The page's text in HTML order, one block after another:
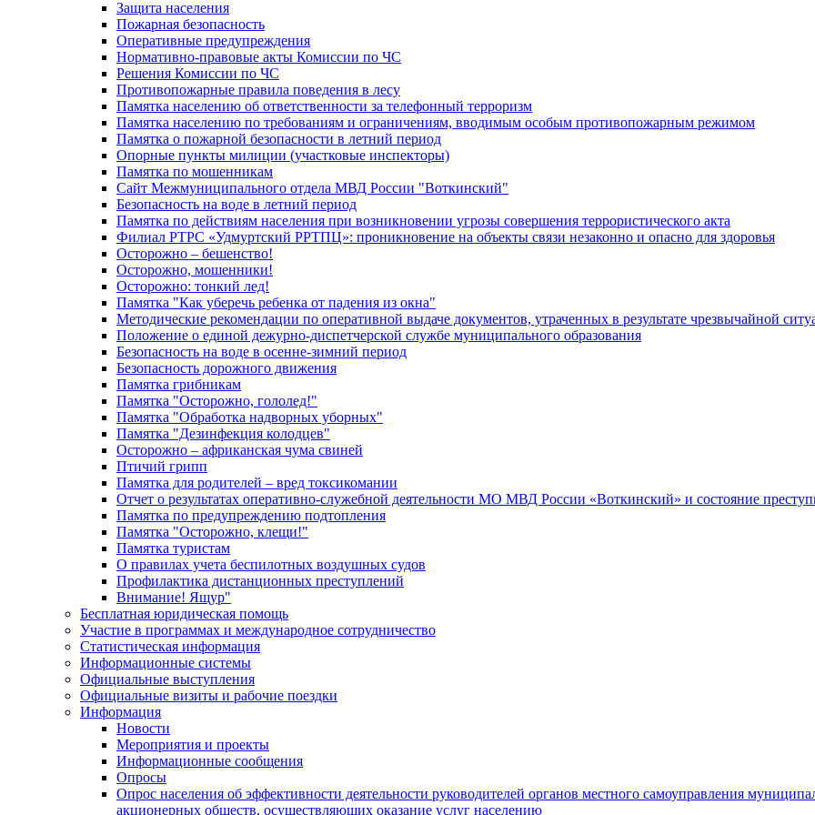
Защита населения
Пожарная безопасность
Оперативные предупреждения
Нормативно-правовые акты Комиссии по ЧС
Решения Комиссии по ЧС
Противопожарные правила поведения в лесу
Памятка населению об ответственности за телефонный терроризм
Памятка населению по требованиям и ограничениям, вводимым особым противопожарным режимом
Памятка о пожарной безопасности в летний период
Опорные пункты милиции (участковые инспекторы)
Памятка по мошенникам
Сайт Межмуниципального отдела МВД России "Воткинский"
Безопасность на воде в летний период
Памятка по действиям населения при возникновении угрозы совершения террористического акта
Филиал РТРС «Удмуртский РРТПЦ»: проникновение на объекты связи незаконно и опасно для здоровья
Осторожно – бешенство!
Осторожно, мошенники!
Осторожно: тонкий лед!
Памятка "Как уберечь ребенка от падения из окна"
Методические рекомендации по оперативной выдаче документов, утраченных в результате чрезвычайной
Положение о единой дежурно-диспетчерской службе муниципального образования
Безопасность на воде в осенне-зимний период
Безопасность дорожного движения
Памятка грибникам
Памятка "Осторожно, гололед!"
Памятка "Обработка надворных уборных"
Памятка "Дезинфекция колодцев"
Осторожно – африканская чума свиней
Птичий грипп
Памятка для родителей – вред токсикомании
Отчет о результатах оперативно-служебной деятельности МО МВД России «Воткинский» и состояние
Памятка по предупреждению подтопления
Памятка "Осторожно, клещи!"
Памятка туристам
О правилах учета беспилотных воздушных судов
Профилактика дистанционных преступлений
Внимание! Ящур"
Бесплатная юридическая помощь
Участие в программах и международное сотрудничество
Статистическая информация
Информационные системы
Официальные выступления
Официальные визиты и рабочие поездки
Информация
Новости
Мероприятия и проекты
Информационные сообщения
Опросы
Опрос населения об эффективности деятельности руководителей органов местного самоуправления
акционерных обществ, осуществляющих оказание услуг населению